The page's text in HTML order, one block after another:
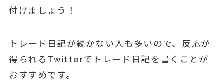
付けましょう！
トレード日記が続かない人も多いので、反応が
得られるTwitterでトレード日記を書くことが
おすすめです。